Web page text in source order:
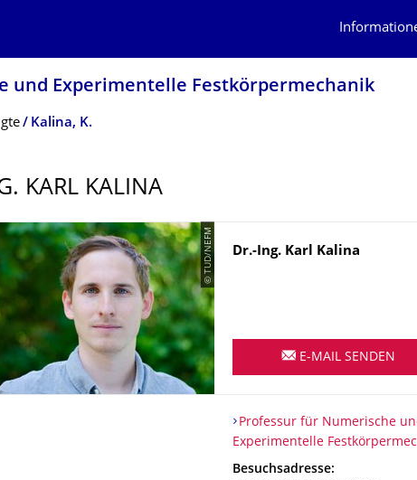
und Experimentelle Festkörpermechanik
Kalina, K.
KARL KALINA
© TUD/NEFM Name
Dr.-Ing. Karl Kalina
E-MAIL SENDEN
Organisationsname
Professur für Numerische
Professur für Numerische
Experimentelle
Adresse
Besuchsadresse: